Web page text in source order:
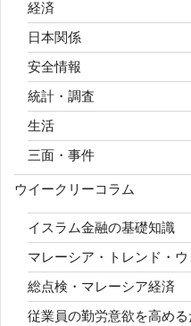
経済
日本関係
安全情報
統計・調査
生活
三面・事件
ウイークリーコラム
イスラム金融の基礎知識
マレーシア・トレンド・ウ
総点検・マレーシア経済
従業員の勤労意欲を高める